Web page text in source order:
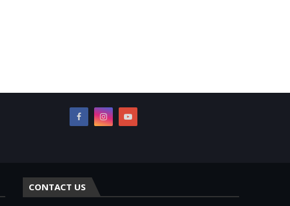
CONTACT US